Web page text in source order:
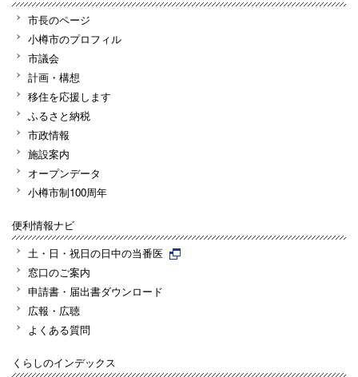
市長のページ
小樽市のプロフィル
市議会
計画・構想
移住を応援します
ふるさと納税
市政情報
施設案内
オープンデータ
小樽市制100周年
便利情報ナビ
土・日・祝日の日中の当番医
窓口のご案内
申請書・届出書ダウンロード
広報・広聴
よくある質問
くらしのインデックス